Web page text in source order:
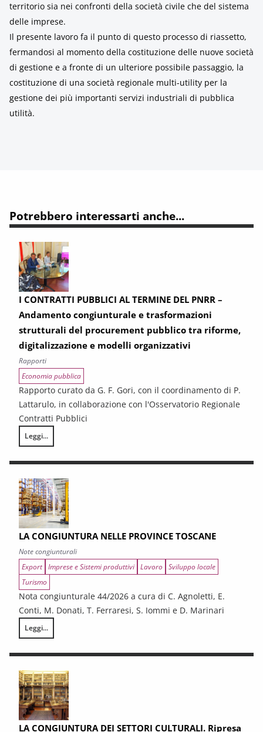
territorio sia nei confronti della società civile che del sistema
delle imprese.
Il presente lavoro fa il punto di questo processo di riassetto,
fermandosi al momento della costituzione delle nuove società
di gestione e a fronte di un ulteriore possibile passaggio, la
costituzione di una società regionale multi-utility per la
gestione dei più importanti servizi industriali di pubblica
utilità.
Potrebbero interessarti anche...
I CONTRATTI PUBBLICI AL TERMINE DEL PNRR –
Andamento congiunturale e trasformazioni
strutturali del procurement pubblico tra riforme,
digitalizzazione e modelli organizzativi
Rapporti
Economia pubblica
Rapporto curato da G. F. Gori, con il coordinamento di P.
Lattarulo, in collaborazione con l'Osservatorio Regionale
Contratti Pubblici
Leggi...
I CONTRATTI PUBBLICI AL TERMINE DEL PNRR – Andamento
LA CONGIUNTURA NELLE PROVINCE TOSCANE
Note congiunturali
Export Imprese e Sistemi produttivi Lavoro Sviluppo locale
Turismo
Nota congiunturale 44/2026 a cura di C. Agnoletti, E.
Conti, M. Donati, T. Ferraresi, S. Iommi e D. Marinari
Leggi...
LA CONGIUNTURA NELLE PROVINCE TOSCANE
LA CONGIUNTURA DEI SETTORI CULTURALI. Ripresa